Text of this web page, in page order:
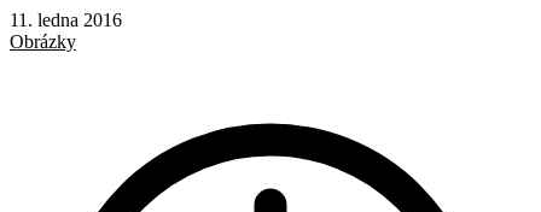
11. ledna 2016
Obrázky